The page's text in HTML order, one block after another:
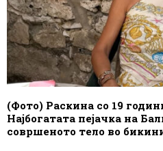
(Фото) Раскина со 19
Најбогатата пејачка на
совршеното тело во